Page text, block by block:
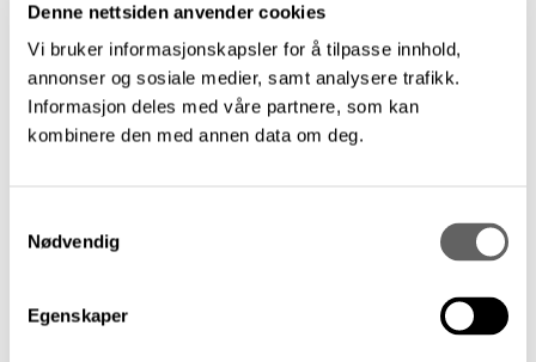
Denne nettsiden anvender cookies
Vi bruker informasjonskapsler for å tilpasse innhold,
annonser og sosiale medier, samt analysere trafikk.
Informasjon deles med våre partnere, som kan
kombinere den med annen data om deg.
Nødvendig
Egenskaper
spesielt én lærer ved Tegneskolen,
Herman Major Schirmer, som la
forholdene til rette for at kvinner
kunne delta på lik linje med menn. Et
år det var spesielt vanskelig for kvinner
dere inn. Det er det som betyr noe.»
han ikke forskjellsbehandlet kjønnene,
og holdt kontakt med elevene også